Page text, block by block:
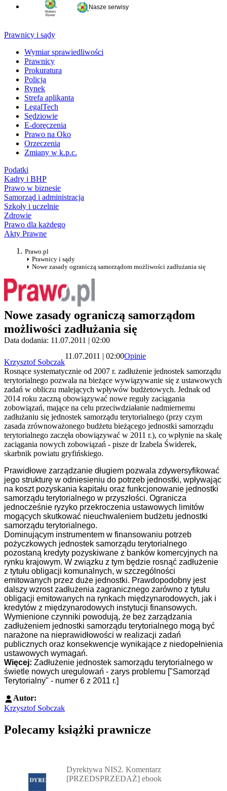
Nasze serwisy
Prawnicy i sądy
Wymiar sprawiedliwości
Prawnicy
Prokuratura
Policja
Rynek
Strefa aplikanta
LegalTech
Sędziowie
E-doręczenia
Prawo na Oko
Orzeczenia
Zmiany w k.p.c.
Podatki
Kadry i BHP
Prawo w biznesie
Samorząd i administracja
Szkoły i uczelnie
Zdrowie
Prawo dla każdego
Akty Prawne
Prawo.pl
Prawnicy i sądy
Nowe zasady ograniczą samorządom możliwości zadłużania się
Nowe zasady ograniczą samorządom
możliwości zadłużania się
Data dodania: 11.07.2011 | 02:00
Krzysztof Sobczak
11.07.2011 | 02:00Opinie
Rosnące systematycznie od 2007 r. zadłużenie jednostek samorządu
terytorialnego pozwala na bieżące wywiązywanie się z ustawowych
zadań w obliczu malejących wpływów budżetowych. Jednak od
2014 roku zaczną obowiązywać nowe reguły zaciągania
zobowiązań, mające na celu przeciwdziałanie nadmiernemu
zadłużaniu się jednostek samorządu terytorialnego (przy czym
zasada zrównoważonego budżetu bieżącego jednostki samorządu
terytorialnego zaczęła obowiązywać w 2011 r.), co wpłynie na skalę
zaciągania nowych zobowiązań - pisze dr Izabela Świderek,
skarbnik powiatu gryfińskiego.
Prawidłowe zarządzanie długiem pozwala zdywersyfikować
jego strukturę w odniesieniu do potrzeb jednostki, wpływając
na koszt pozyskania kapitału oraz funkcjonowanie jednostki
samorządu terytorialnego w przyszłości. Ogranicza
jednocześnie ryzyko przekroczenia ustawowych limitów
mogących skutkować nieuchwaleniem budżetu jednostki
samorządu terytorialnego.
Dominującym instrumentem w finansowaniu potrzeb
pożyczkowych jednostek samorządu terytorialnego
pozostaną kredyty pozyskiwane z banków komercyjnych na
rynku krajowym. W związku z tym będzie rosnąć zadłużenie
z tytułu obligacji komunalnych, w szczególności
emitowanych przez duże jednostki. Prawdopodobny jest
dalszy wzrost zadłużenia zagranicznego zarówno z tytułu
obligacji emitowanych na rynkach międzynarodowych, jak i
kredytów z międzynarodowych instytucji finansowych.
Wymienione czynniki powodują, że bez zarządzania
zadłużeniem jednostki samorządu terytorialnego mogą być
narażone na nieprawidłowości w realizacji zadań
publicznych oraz konsekwencje wynikające z niedopełnienia
ustawowych wymagań.
Więcej: Zadłużenie jednostek samorządu terytorialnego w
świetle nowych uregulowań - zarys problemu ["Samorząd
Terytorialny" - numer 6 z 2011 r.]
Autor:
Krzysztof Sobczak
Polecamy książki prawnicze
Dyrektywa NIS2. Komentarz
[PRZEDSPRZEDAŻ] ebook